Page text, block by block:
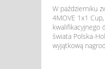
W październiku
4MOVE 1x1
kwalifikacyjnego
świata Polska-
wyjątkową